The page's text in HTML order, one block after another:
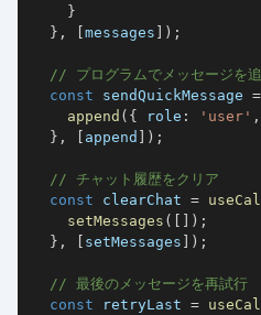
}
} , [messages ] ) ;
// プログラムでメッセージを
const sendQuickMessage =
append ( { role : 'user' ,
} , [ append ] ) ;
// チャット履歴をクリア
const clearChat =
setMessages ( [ ] ) ;
} , [ setMessages ] ) ;
// 最後のメッセージを再試行
const retryLast =